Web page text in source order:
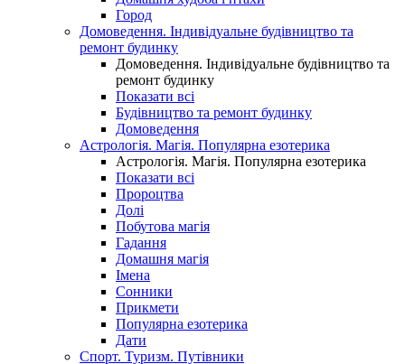
Город
Домоведення. Індивідуальне будівництво та
ремонт будинку
Домоведення. Індивідуальне будівництво та
ремонт будинку
Показати всі
Будівництво та ремонт будинку
Домоведення
Астрологія. Магія. Популярна езотерика
Астрологія. Магія. Популярна езотерика
Показати всі
Пророцтва
Долі
Побутова магія
Гадання
Домашня магія
Імена
Сонники
Прикмети
Популярна езотерика
Дати
Спорт. Туризм. Путівники